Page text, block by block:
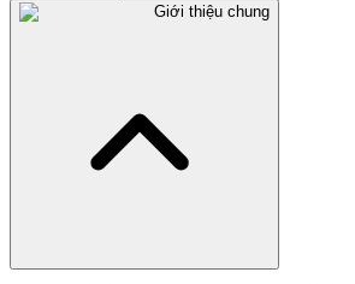
Giới thiệu chung